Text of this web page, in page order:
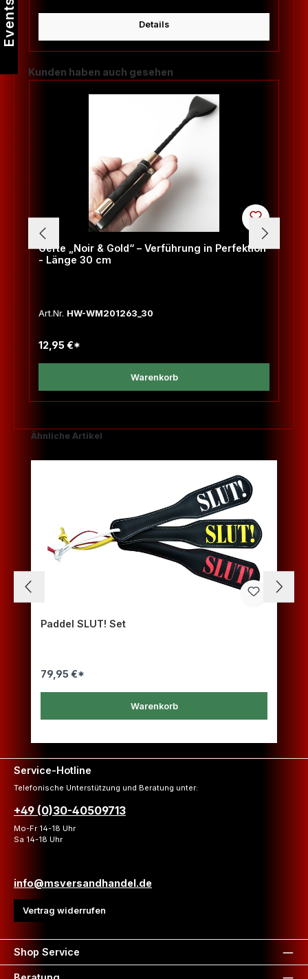
Details
Produktgalerie überspringen
Kunden haben auch gesehen
Gerte „Noir & Gold“ – Verführung in Perfektion
- Länge 30 cm
Art.Nr. HW-WM201263_30
12,95 €*
Warenkorb
Produktgalerie überspringen
Ähnliche Artikel
Paddel SLUT! Set
79,95 €*
Warenkorb
Service-Hotline
Telefonische Unterstützung und Beratung unter:
+49 (0)30-40509713
Mo-Fr 14-18 Uhr
Sa 14-18 Uhr
info@msversandhandel.de
Vertrag widerrufen
Shop Service
Events